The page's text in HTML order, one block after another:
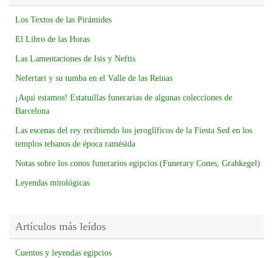
Los Textos de las Pirámides
El Libro de las Horas
Las Lamentaciones de Isis y Neftis
Nefertari y su tumba en el Valle de las Reinas
¡Aquí estamos! Estatuillas funerarias de algunas colecciones de
Barcelona
Las escenas del rey recibiendo los jeroglíficos de la Fiesta Sed en los
templos tebanos de época ramésida
Notas sobre los conos funerarios egipcios (Funerary Cones, Grabkegel)
Leyendas mitológicas
Artículos más leídos
Cuentos y leyendas egipcios